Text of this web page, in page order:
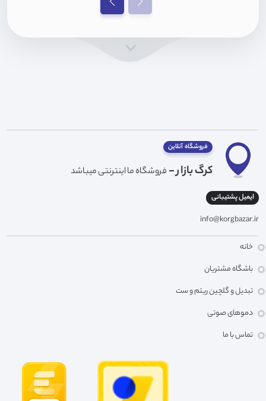
فروشگاه آنلاین
کرگ بازار - فروشگاه ما اینترنتی میباشد
ایمیل پشتیبانی
info@korgbazar.ir
خانه
باشگاه مشتریان
تبدیل و گلچین ریتم و ست
دموهای صوتی
تماس با ما